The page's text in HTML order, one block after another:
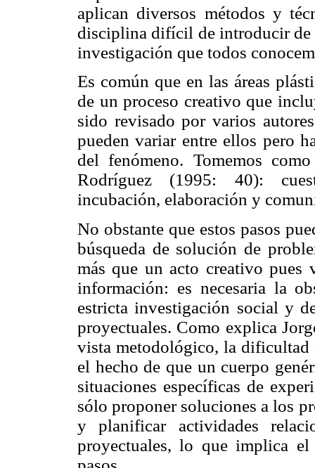
aplican diversos métodos y
disciplina difícil de introducir de
investigación que todos
Es común que en las áreas
de un proceso creativo que
sido revisado por varios
pueden variar entre ellos pero
del fenómeno. Tomemos
Rodríguez (1995: 40):
incubación, elaboración y
No obstante que estos pasos
búsqueda de solución de
más que un acto creativo pues
información: es necesaria la
estricta investigación social y
proyectuales. Como explica
vista metodológico, la dificultad
el hecho de que un cuerpo
situaciones específicas de
sólo proponer soluciones a los
y planificar actividades
proyectuales, lo que implica